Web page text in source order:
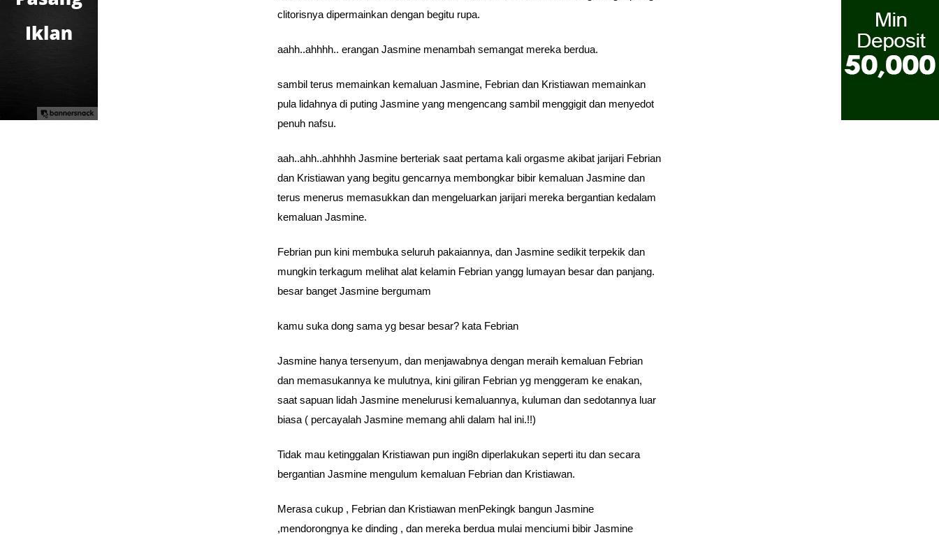
clitorisnya dipermainkan dengan begitu rupa.
aahh..ahhhh.. erangan Jasmine menambah semangat mereka berdua.
sambil terus memainkan kemaluan Jasmine, Febrian dan Kristiawan memainkan
pula lidahnya di puting Jasmine yang mengencang sambil menggigit dan menyedot
penuh nafsu.
aah..ahh..ahhhhh Jasmine berteriak saat pertama kali orgasme akibat jarijari Febrian
dan Kristiawan yang begitu gencarnya membongkar bibir kemaluan Jasmine dan
terus menerus memasukkan dan mengeluarkan jarijari mereka bergantian kedalam
kemaluan Jasmine.
Febrian pun kini membuka seluruh pakaiannya, dan Jasmine sedikit terpekik dan
mungkin terkagum melihat alat kelamin Febrian yangg lumayan besar dan panjang.
besar banget Jasmine bergumam
kamu suka dong sama yg besar besar? kata Febrian
Jasmine hanya tersenyum, dan menjawabnya dengan meraih kemaluan Febrian
dan memasukannya ke mulutnya, kini giliran Febrian yg menggeram ke enakan,
saat sapuan lidah Jasmine menelurusi kemaluannya, kuluman dan sedotannya luar
biasa ( percayalah Jasmine memang ahli dalam hal ini.!!)
Tidak mau ketinggalan Kristiawan pun ingi8n diperlakukan seperti itu dan secara
bergantian Jasmine mengulum kemaluan Febrian dan Kristiawan.
Merasa cukup , Febrian dan Kristiawan menPekingk bangun Jasmine
,mendorongnya ke dinding , dan mereka berdua mulai menciumi bibir Jasmine